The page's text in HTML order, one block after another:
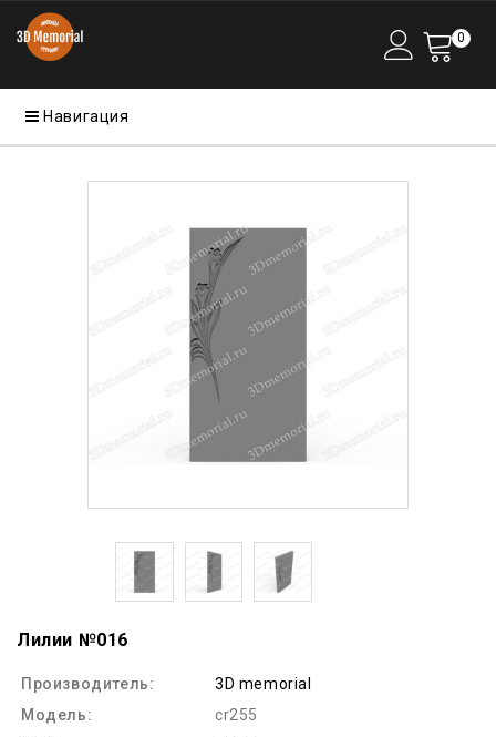
0
Навигация
Лилии №016
Производитель:
3D memorial
Модель:
cr255